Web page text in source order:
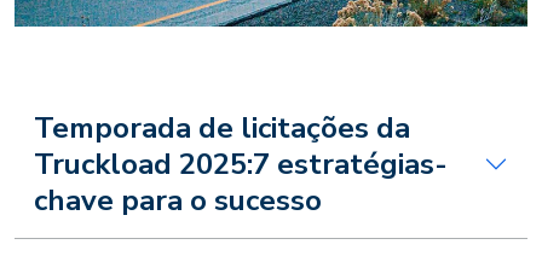
Temporada de licitações da
Truckload 2025:7 estratégias-
chave para o sucesso